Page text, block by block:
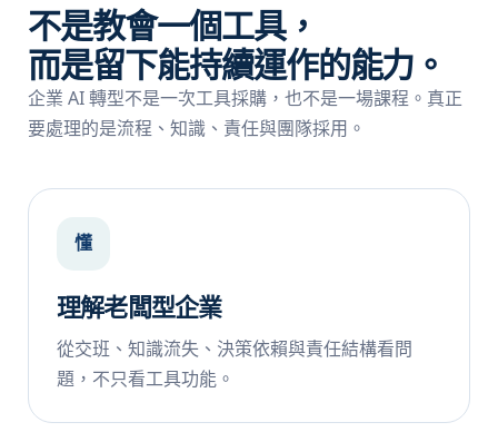
不是教會一個工具，
而是留下能持續運作的能力。
企業 AI 轉型不是一次工具採購，也不是一場課程。真正
要處理的是流程、知識、責任與團隊採用。
懂
理解老闆型企業
從交班、知識流失、決策依賴與責任結構看問
題，不只看工具功能。